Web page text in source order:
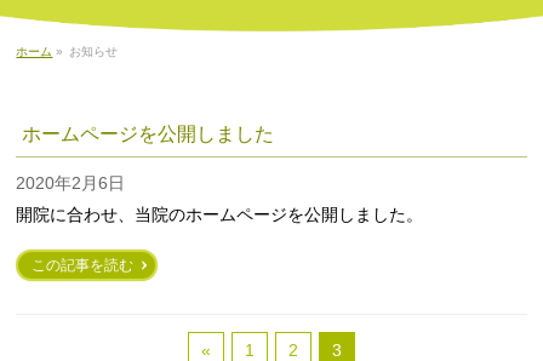
ホーム » お知らせ
ホームページを公開しました
2020年2月6日
開院に合わせ、当院のホームページを公開しました。
この記事を読む
« 1 2 3